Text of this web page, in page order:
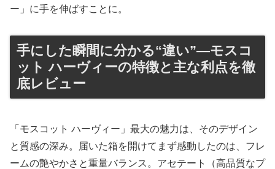
ー」に手を伸ばすことに。
手にした瞬間に分かる“違い”―モスコ
ット ハーヴィーの特徴と主な利点を徹
底レビュー
「モスコット ハーヴィー」最大の魅力は、そのデザイン
と質感の深み。届いた箱を開けてまず感動したのは、フレ
ームの艶やかさと重量バランス。アセテート（高品質なプ